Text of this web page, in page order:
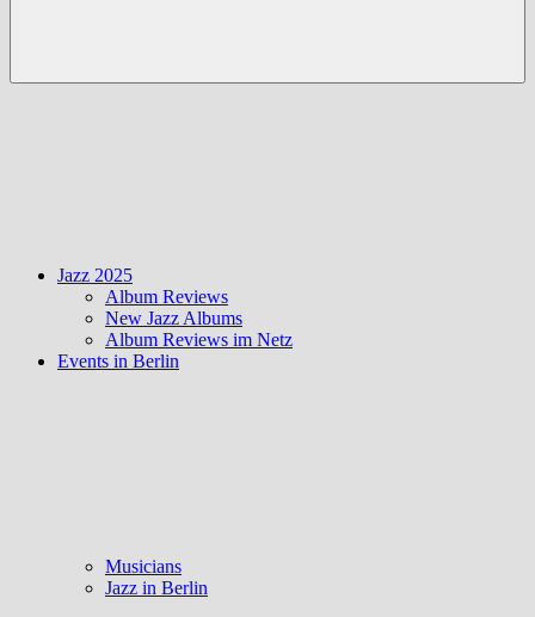
Jazz 2025
Album Reviews
New Jazz Albums
Album Reviews im Netz
Events in Berlin
Musicians
Jazz in Berlin